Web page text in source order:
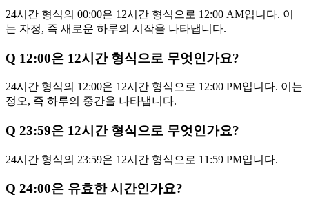
24시간 형식의 00:00은 12시간 형식으로 12:00 AM입니다. 이
는 자정, 즉 새로운 하루의 시작을 나타냅니다.
Q 12:00은 12시간 형식으로 무엇인가요?
24시간 형식의 12:00은 12시간 형식으로 12:00 PM입니다. 이는
정오, 즉 하루의 중간을 나타냅니다.
Q 23:59은 12시간 형식으로 무엇인가요?
24시간 형식의 23:59은 12시간 형식으로 11:59 PM입니다.
Q 24:00은 유효한 시간인가요?